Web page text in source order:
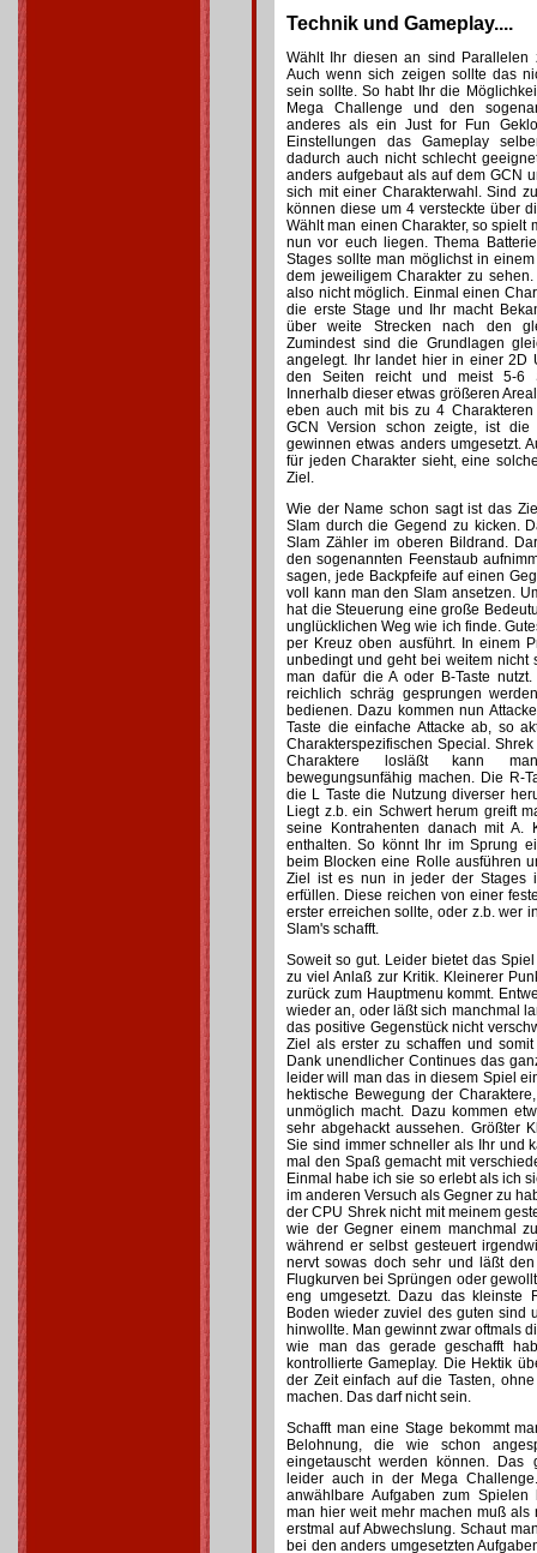
Technik und Gameplay....
Wählt Ihr diesen an sind Parallelen
Auch wenn sich zeigen sollte das
sein sollte. So habt Ihr die
Mega Challenge und den
anderes als ein Just for Fun
Einstellungen das Gameplay
dadurch auch nicht schlecht
anders aufgebaut als auf dem GCN
sich mit einer Charakterwahl. Sind
können diese um 4 versteckte über
Wählt man einen Charakter, so spielt
nun vor euch liegen. Thema
Stages sollte man möglichst in
dem jeweiligem Charakter zu
also nicht möglich. Einmal einen
die erste Stage und Ihr macht
über weite Strecken nach den
Zumindest sind die Grundlagen
angelegt. Ihr landet hier in einer 2D
den Seiten reicht und meist 5-6
Innerhalb dieser etwas größeren
eben auch mit bis zu 4
GCN Version schon zeigte, ist
gewinnen etwas anders umgesetzt.
für jeden Charakter sieht, eine
Ziel.
Wie der Name schon sagt ist das
Slam durch die Gegend zu kicken.
Slam Zähler im oberen Bildrand.
den sogenannten Feenstaub
sagen, jede Backpfeife auf einen
voll kann man den Slam ansetzen.
hat die Steuerung eine große
unglücklichen Weg wie ich finde.
per Kreuz oben ausführt. In einem
unbedingt und geht bei weitem
man dafür die A oder B-Taste
reichlich schräg gesprungen
bedienen. Dazu kommen nun
Taste die einfache Attacke ab, so
Charakterspezifischen Special.
Charaktere losläßt kann
bewegungsunfähig machen. Die R-
die L Taste die Nutzung diverser
Liegt z.b. ein Schwert herum greift
seine Kontrahenten danach mit A.
enthalten. So könnt Ihr im Sprung
beim Blocken eine Rolle ausführen
Ziel ist es nun in jeder der Stages
erfüllen. Diese reichen von einer
erster erreichen sollte, oder z.b. wer
Slam's schafft.
Soweit so gut. Leider bietet das
zu viel Anlaß zur Kritik. Kleinerer
zurück zum Hauptmenu kommt.
wieder an, oder läßt sich manchmal
das positive Gegenstück nicht
Ziel als erster zu schaffen und
Dank unendlicher Continues das
leider will man das in diesem Spiel
hektische Bewegung der
unmöglich macht. Dazu kommen
sehr abgehackt aussehen. Größter
Sie sind immer schneller als Ihr und
mal den Spaß gemacht mit
Einmal habe ich sie so erlebt als ich
im anderen Versuch als Gegner zu
der CPU Shrek nicht mit meinem
wie der Gegner einem manchmal
während er selbst gesteuert
nervt sowas doch sehr und läßt
Flugkurven bei Sprüngen oder
eng umgesetzt. Dazu das kleinste
Boden wieder zuviel des guten sind
hinwollte. Man gewinnt zwar oftmals
wie man das gerade geschafft
kontrollierte Gameplay. Die Hektik
der Zeit einfach auf die Tasten,
machen. Das darf nicht sein.
Schafft man eine Stage bekommt
Belohnung, die wie schon
eingetauscht werden können.
leider auch in der Mega
anwählbare Aufgaben zum
man hier weit mehr machen muß
erstmal auf Abwechslung. Schaut
bei den anders umgesetzten